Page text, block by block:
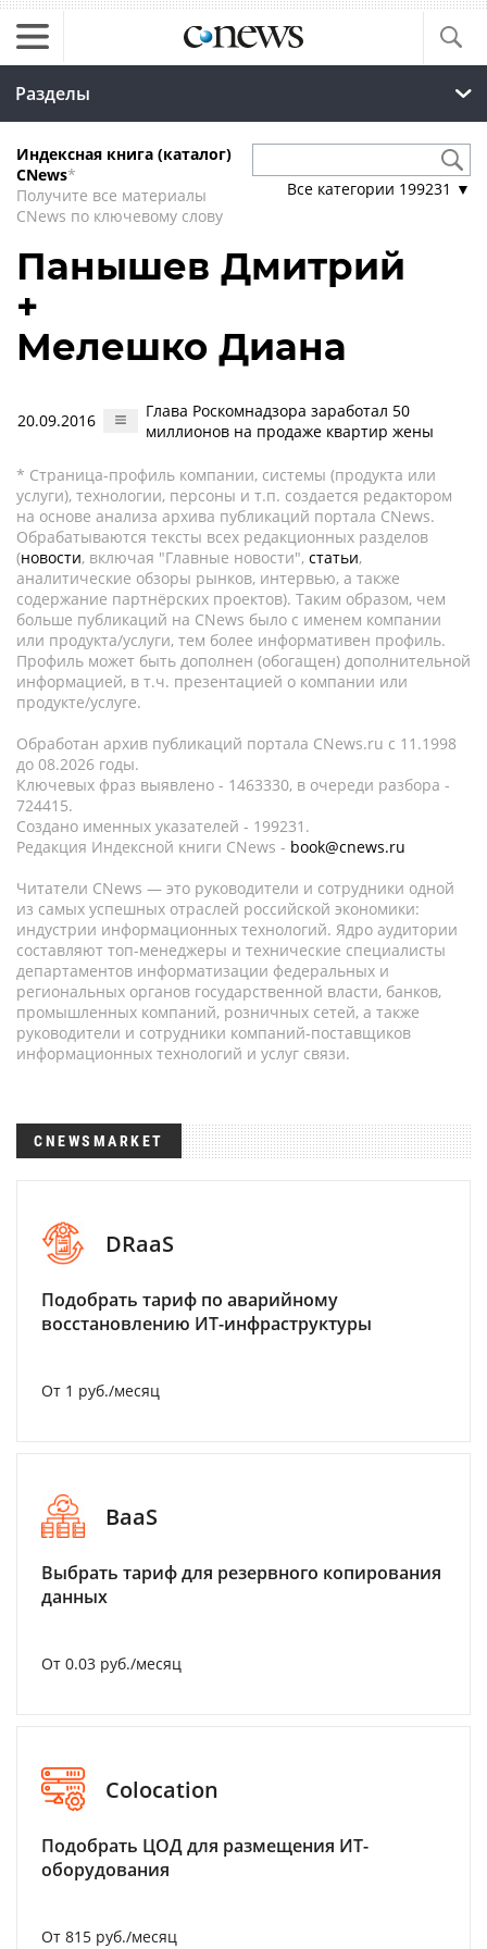
Разделы
Индексная книга (каталог)
CNews*
Получите все материалы
CNews по ключевому слову
Все категории 199231 ▼
Панышев Дмитрий
+
Мелешко Диана
20.09.2016
Глава Роскомнадзора заработал 50
миллионов на продаже квартир жены
* Страница-профиль компании, системы (продукта или
услуги), технологии, персоны и т.п. создается редактором
на основе анализа архива публикаций портала CNews.
Обрабатываются тексты всех редакционных разделов
(новости, включая "Главные новости", статьи,
аналитические обзоры рынков, интервью, а также
содержание партнёрских проектов). Таким образом, чем
больше публикаций на CNews было с именем компании
или продукта/услуги, тем более информативен профиль.
Профиль может быть дополнен (обогащен) дополнительной
информацией, в т.ч. презентацией о компании или
продукте/услуге.
Обработан архив публикаций портала CNews.ru c 11.1998
до 08.2026 годы.
Ключевых фраз выявлено - 1463330, в очереди разбора -
724415.
Создано именных указателей - 199231.
Редакция Индексной книги CNews - book@cnews.ru
Читатели CNews — это руководители и сотрудники одной
из самых успешных отраслей российской экономики:
индустрии информационных технологий. Ядро аудитории
составляют топ-менеджеры и технические специалисты
департаментов информатизации федеральных и
региональных органов государственной власти, банков,
промышленных компаний, розничных сетей, а также
руководители и сотрудники компаний-поставщиков
информационных технологий и услуг связи.
CNEWSMARKET
DRaaS
Подобрать тариф по аварийному
восстановлению ИТ-инфраструктуры
От 1 руб./месяц
BaaS
Выбрать тариф для резервного копирования
данных
От 0.03 руб./месяц
Colocation
Подобрать ЦОД для размещения ИТ-
оборудования
От 815 руб./месяц